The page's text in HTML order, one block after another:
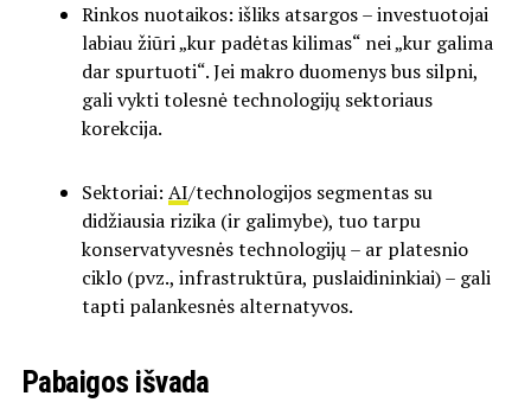
Rinkos nuotaikos: išliks atsargos – investuotojai
labiau žiūri „kur padėtas kilimas“ nei „kur galima
dar spurtuoti“. Jei makro duomenys bus silpni,
gali vykti tolesnė technologijų sektoriaus
korekcija.
Sektoriai: AI/technologijos segmentas su
didžiausia rizika (ir galimybe), tuo tarpu
konservatyvesnės technologijų – ar platesnio
ciklo (pvz., infrastruktūra, puslaidininkiai) – gali
tapti palankesnės alternatyvos.
Pabaigos išvada